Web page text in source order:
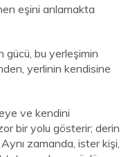
eşini anlamakta
gücü, bu yerleşimin
yerlinin kendisine
ve kendini
bir yolu gösterir; derin
Aynı zamanda, ister kişi,